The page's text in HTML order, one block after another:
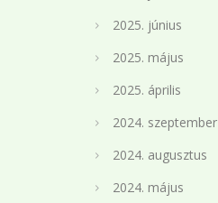
2025. június
2025. május
2025. április
2024. szeptember
2024. augusztus
2024. május